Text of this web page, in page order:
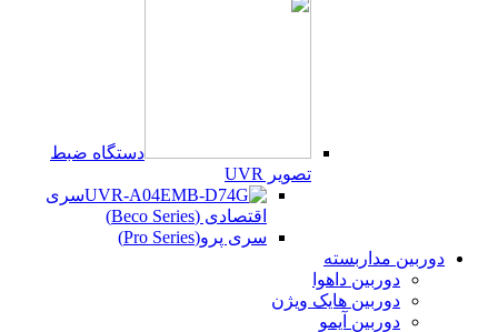
دستگاه ضبط
تصویر UVR
سری
اقتصادی (Beco Series)
سری پرو(Pro Series)
دوربین مداربسته
دوربین داهوا
دوربین هایک ویژن
دوربین آیمو